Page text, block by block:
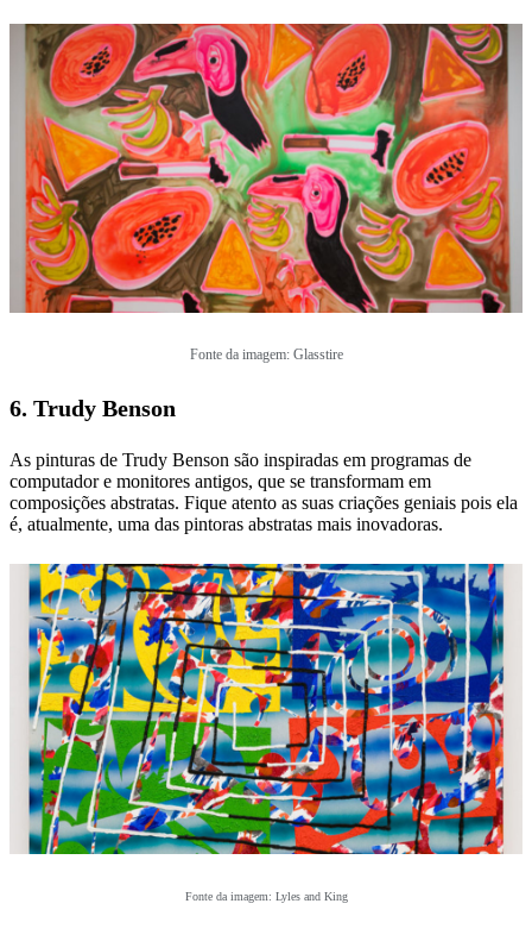
Fonte da imagem: Glasstire
6. Trudy Benson
As pinturas de Trudy Benson são inspiradas em programas de
computador e monitores antigos, que se transformam em
composições abstratas. Fique atento as suas criações geniais pois ela
é, atualmente, uma das pintoras abstratas mais inovadoras.
Fonte da imagem: Lyles and King